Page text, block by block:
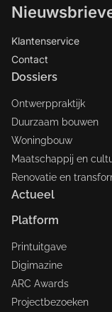
Klantenservice
Contact
Dossiers
Ontwerppraktijk
Duurzaam bouwen
Woningbouw
Maatschappij en
Renovatie en
Actueel
Platform
Printuitgave
Digimazine
ARC Awards
Projectbezoeken